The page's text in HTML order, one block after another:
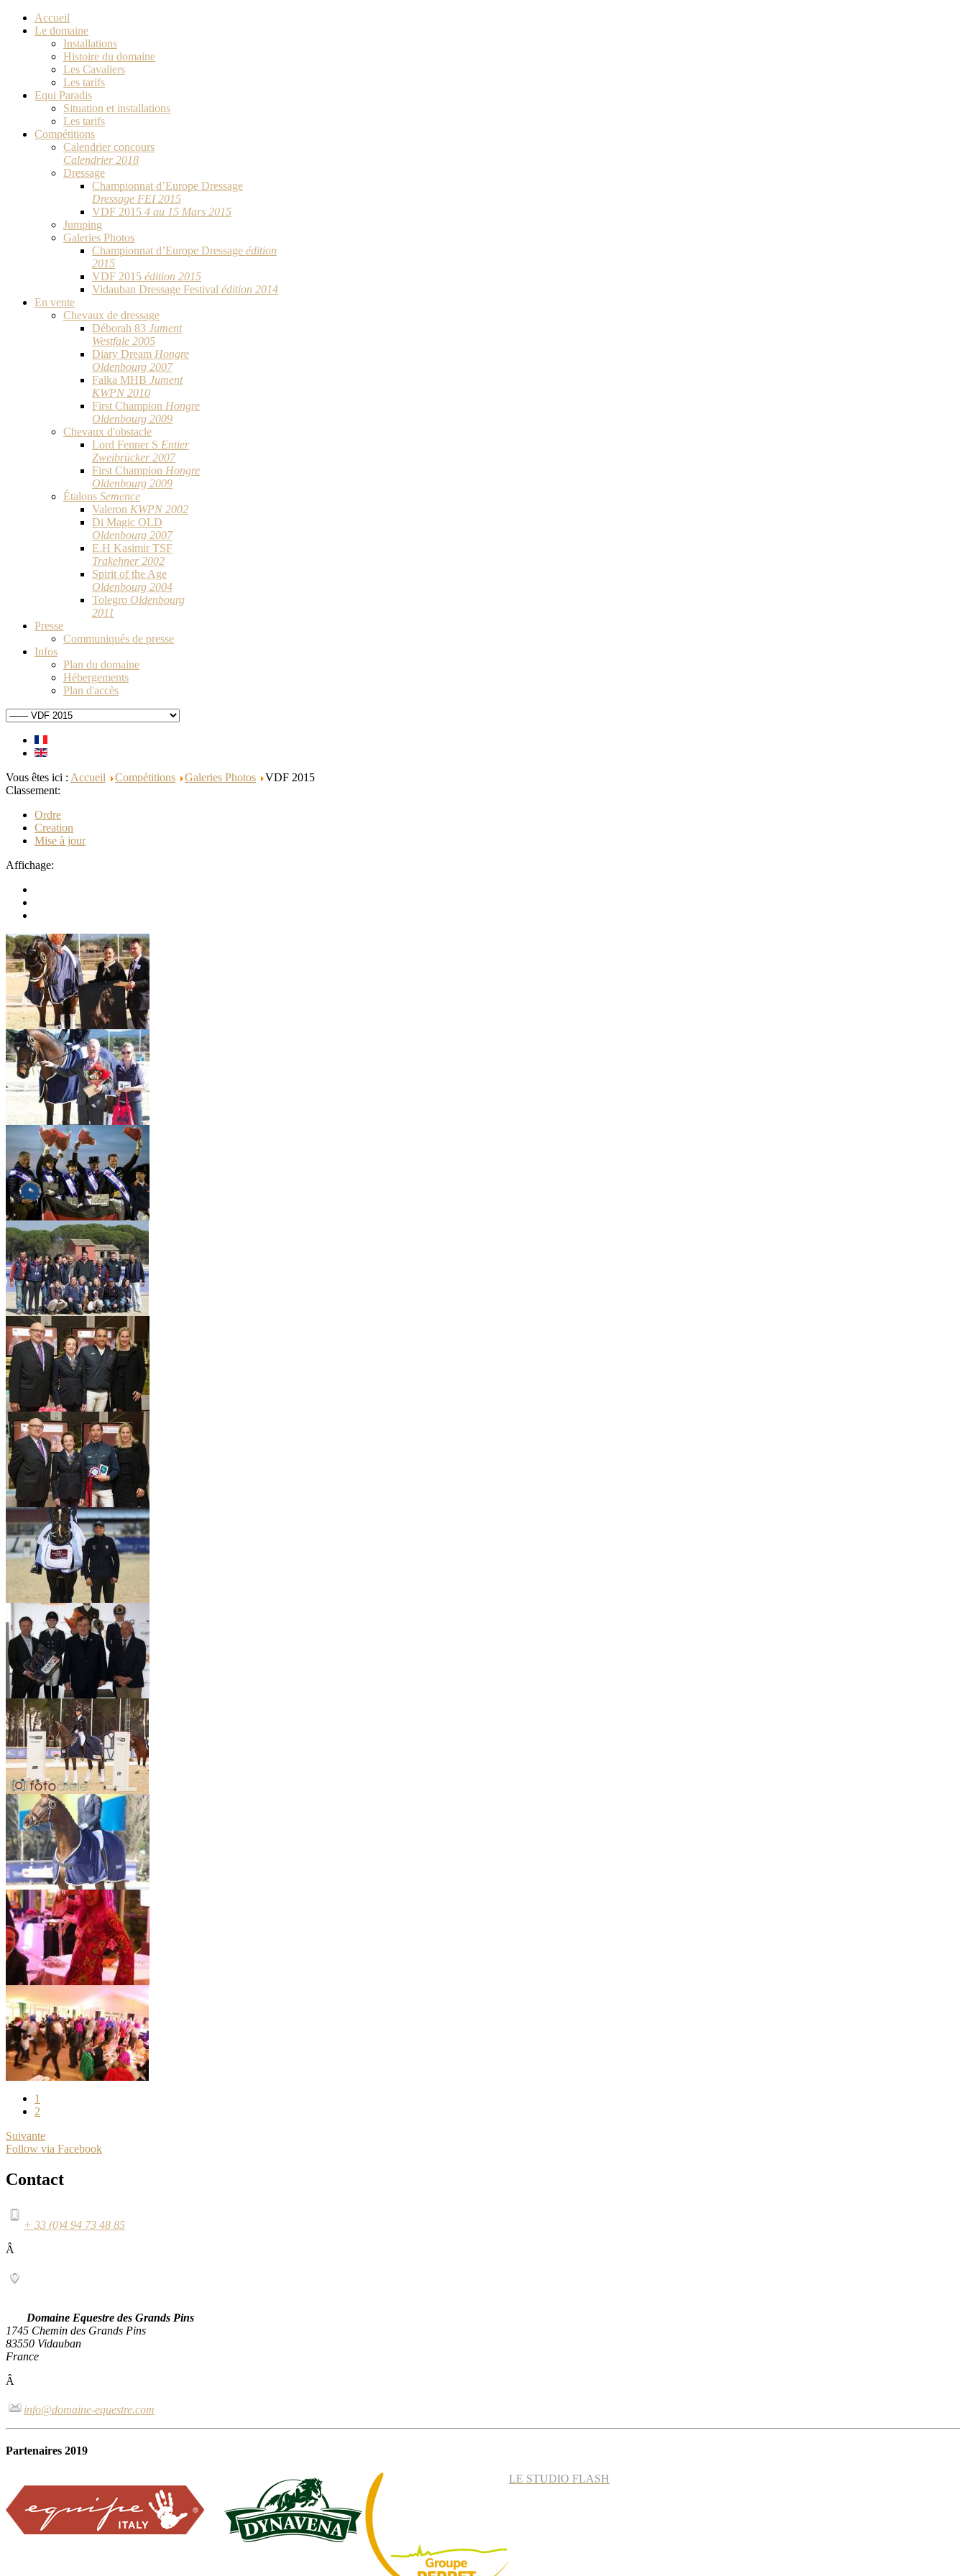
Accueil
Le domaine
Installations
Histoire du domaine
Les Cavaliers
Les tarifs
Equi Paradis
Situation et installations
Les tarifs
Compétitions
Calendrier concours
Calendrier 2018
Dressage
Championnat d’Europe Dressage
Dressage FEI 2015
VDF 2015 4 au 15 Mars 2015
Jumping
Galeries Photos
Championnat d’Europe Dressage édition
2015
VDF 2015 édition 2015
Vidauban Dressage Festival édition 2014
En vente
Chevaux de dressage
Déborah 83 Jument
Westfale 2005
Diary Dream Hongre
Oldenbourg 2007
Falka MHB Jument
KWPN 2010
First Champion Hongre
Oldenbourg 2009
Chevaux d'obstacle
Lord Fenner S Entier
Zweibrücker 2007
First Champion Hongre
Oldenbourg 2009
Étalons Semence
Valeron KWPN 2002
Di Magic OLD
Oldenbourg 2007
E.H Kasimir TSF
Trakehner 2002
Spirit of the Age
Oldenbourg 2004
Tolegro Oldenbourg
2011
Presse
Communiqués de presse
Infos
Plan du domaine
Hébergements
Plan d'accès
Vous êtes ici : Accueil Compétitions Galeries Photos
VDF 2015
Classement:
Ordre
Creation
Mise à jour
Affichage:
1
2
Suivante
Follow via Facebook
Contact
+ 33 (0)4 94 73 48 85
Â
Domaine Equestre des Grands Pins
1745 Chemin des Grands Pins
83550 Vidauban
France
Â
info@domaine-equestre.com
Partenaires 2019
LE STUDIO FLASH